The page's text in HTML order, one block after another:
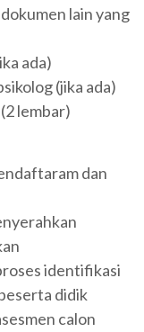
lain yang
ada)
(jika ada)
lembar)
dan
identifikasi
didik
calon